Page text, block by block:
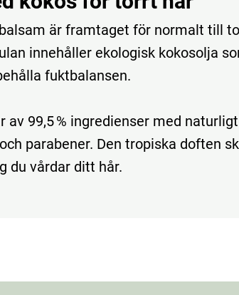
är framtaget för normalt till
innehåller ekologisk kokosolja
fuktbalansen.
av 99,5 % ingredienser med
parabener. Den tropiska doften
du vårdar ditt hår.